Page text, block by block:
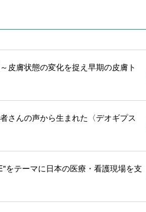
皮膚状態の変化を捉え早期の皮膚ト
さんの声から生まれた〈デオギプス
をテーマに日本の医療・看護現場を支